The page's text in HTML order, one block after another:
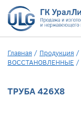
Главная / Продукция /
ВОССТАНОВЛЕННЫЕ /
ТРУБА 426Х8